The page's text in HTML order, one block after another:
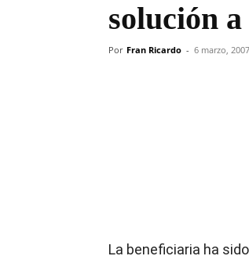
solución
Por Fran Ricardo - 6 marzo, 2007
La beneficiaria ha